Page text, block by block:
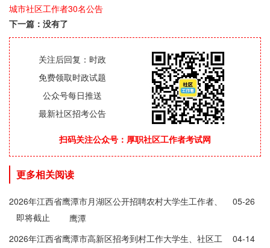
城市社区工作者30名公告
下一篇：没有了
关注后回复：时政
免费领取时政试题
公众号每日推送
最新社区招考公告
扫码关注公众号：厚职社区工作者考试网
更多相关阅读
2026年江西省鹰潭市月湖区公开招聘农村大学生工作者、
城市社区工作者30名公告
05-26
即将截止
鹰潭
2026年江西省鹰潭市高新区招考到村工作大学生、社区工
04-14